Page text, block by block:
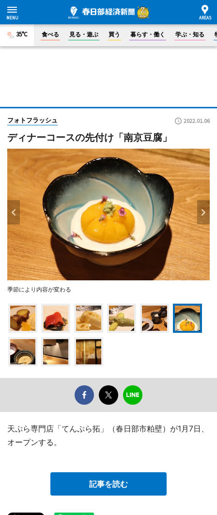
35°C 食べる 見る・遊ぶ 買う 暮らす・働く 学ぶ・知る
フォトフラッシュ 2022.01.06
ディナーコースの先付け「南京豆腐」
季節により内容が変わる
天ぷら専門店「てんぷら拓」（春日部市粕壁）が1月7日、
オープンする。
記事を読む